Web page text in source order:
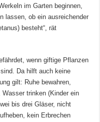
im Garten beginnen,
lassen, ob ein ausreichender
besteht“, rät
wenn giftige Pflanzen
Da hilft auch keine
gilt: Ruhe bewahren,
trinken (Kinder ein
bis drei Gläser, nicht
kein Erbrechen